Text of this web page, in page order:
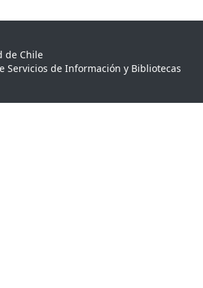
de Chile
Servicios de Información y Bibliotecas